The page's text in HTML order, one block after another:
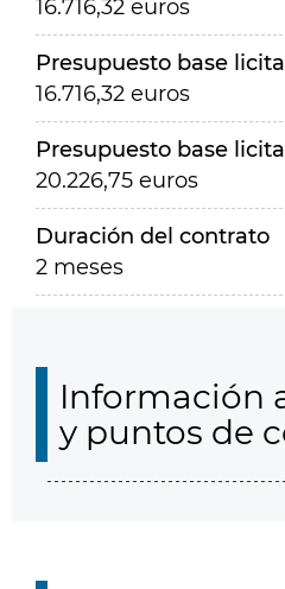
16.716,32 euros
Presupuesto base
16.716,32 euros
Presupuesto base
20.226,75 euros
Duración del contrato
2 meses
Información
y puntos de